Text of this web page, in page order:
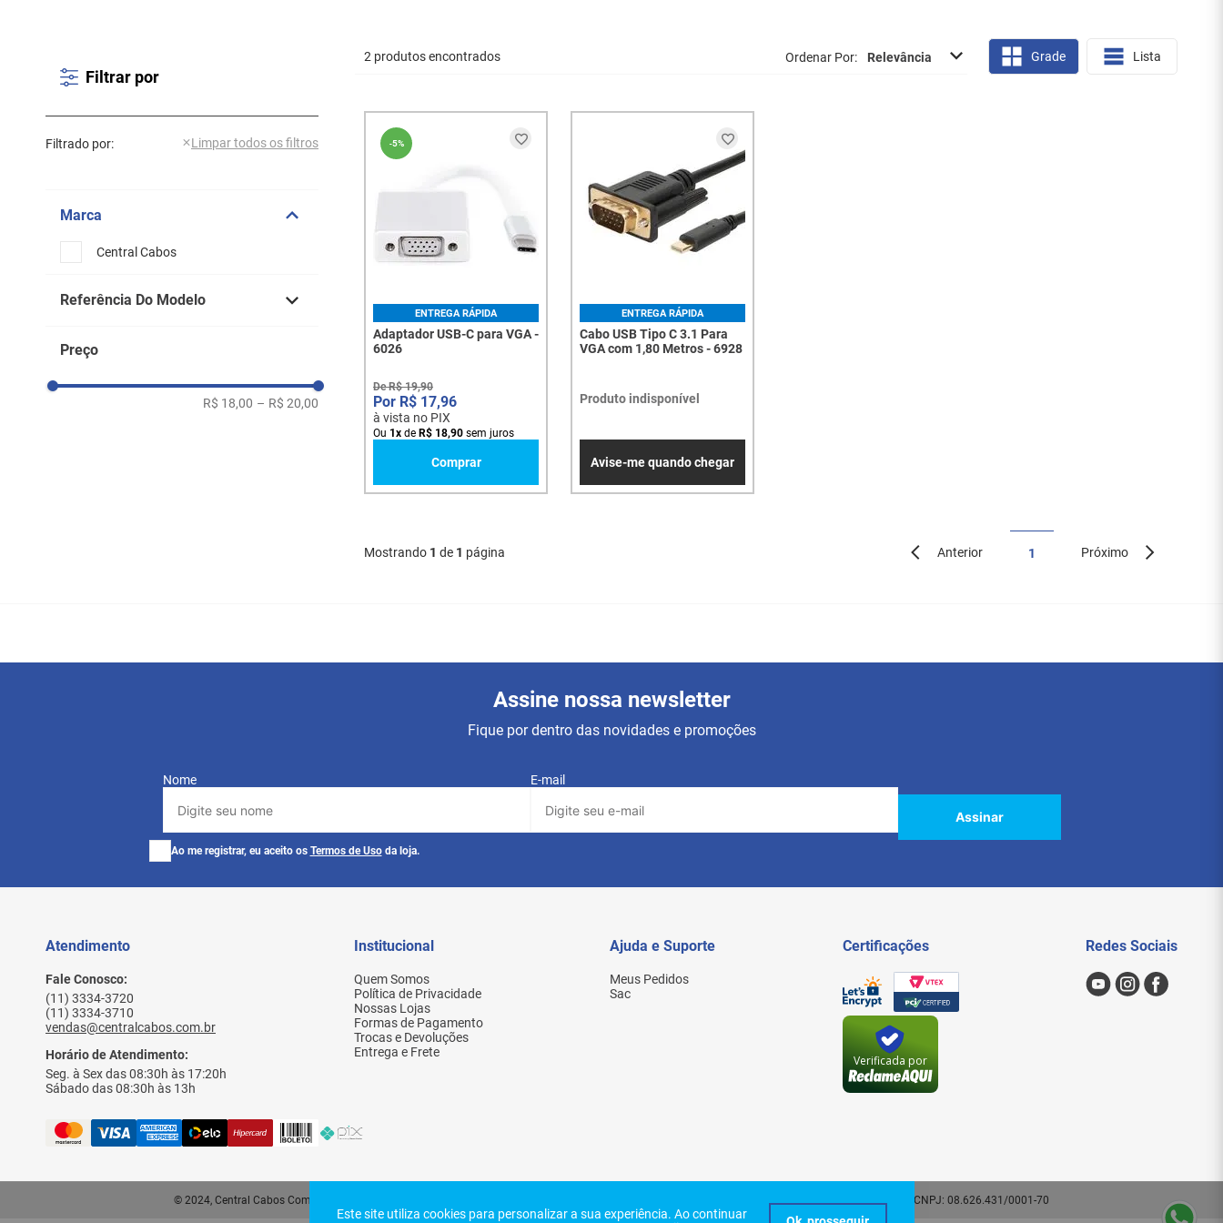
Este site utiliza cookies para personalizar a sua experiência. Ao continuar
Filtrar por
Filtrado por:
Marca
Central Cabos
Referência Do Modelo
6026
Preço
R$ 18,00 – R$ 20,00
2 produtos encontrados Ordenar Por Relevância Grade Lista
-5%
ENTREGA RÁPIDA
Adaptador USB-C para VGA -
6026
DeR$ 19,90
R$ 17,96
à vista no PIX
Ou 1 x de R$ 18,90 sem juros
Comprar
ENTREGA RÁPIDA
Cabo USB Tipo C 3.1 Para
VGA com 1,80 Metros - 6928
Produto indisponível
Avise-me quando chegar
Mostrando 1 de 1 página Anterior 1 Próximo
Assine nossa newsletter
Fique por dentro das novidades e promoções
Nome E-mail
Assinar
Ao me registrar, eu aceito os Termos de Uso da loja.
Atendimento
Fale Conosco:
(11) 3334-3720
(11) 3334-3710
vendas@centralcabos.com.br
Horário de Atendimento:
Seg. à Sex das 08:30h às 17:20h
Sábado das 08:30h às 13h
Institucional
Quem Somos
Política de Privacidade
Nossas Lojas
Formas de Pagamento
Trocas e Devoluções
Entrega e Frete
Ajuda e Suporte
Meus Pedidos
Sac
Certificações
Verificada por
Redes Sociais
© 2024, Central Cabos Com. Conex. Elet. Ltda - Eireli. Todos os direitos reservados. Rua Aurora, 154 - Santa Efigênia - São Paulo - SP. CEP: 01209-000 | CNPJ: 08.626.431/0001-70